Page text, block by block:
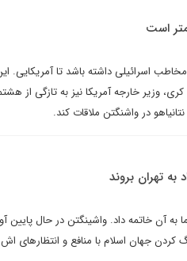
اسرائیلی داشته باشد تا آمریکایی.
خارجه آمریکا نیز به تازگی از
در واشنگتن ملاقات کند.
به تهران بروند
به آن خاتمه داد. واشینگتن در حال
جهان اسلام با منافع و